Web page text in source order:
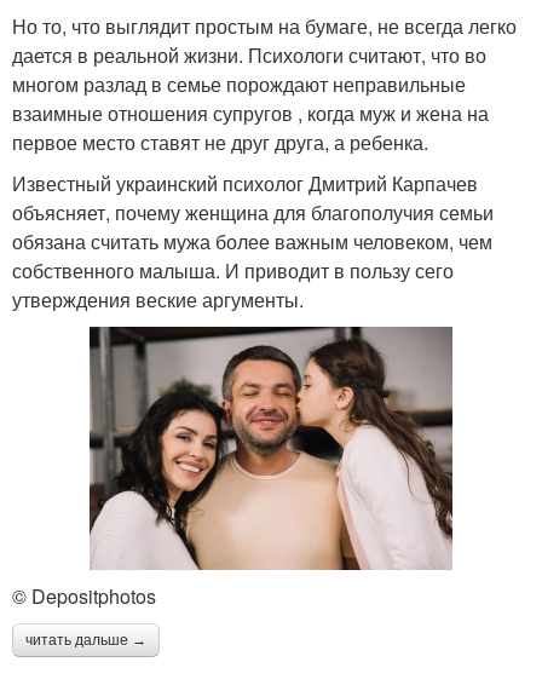
Но то, что выглядит простым на бумаге, не всегда легко
дается в реальной жизни. Психологи считают, что во
многом разлад в семье порождают неправильные
взаимные отношения супругов , когда муж и жена на
первое место ставят не друг друга, а ребенка.
Известный украинский психолог Дмитрий Карпачев
объясняет, почему женщина для благополучия семьи
обязана считать мужа более важным человеком, чем
собственного малыша. И приводит в пользу сего
утверждения веские аргументы.
© Depositphotos
читать дальше →